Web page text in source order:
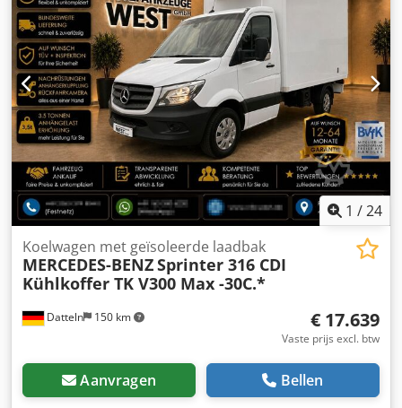
1 /24
Datteln 150 km
Koelwagen met geïsoleerde laadbak
MERCEDES-BENZSprinter 316 CDI
Kühlkoffer TK V300 Max -30C.*
€ 17.639
Vaste prijs excl. btw
Aanvragen Bellen